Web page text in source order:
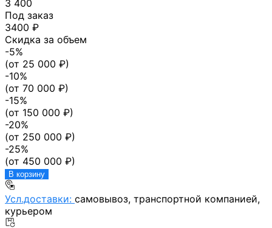
3 400
Под заказ
3400 ₽
Скидка за объем
-5%
(от 25 000 ₽)
-10%
(от 70 000 ₽)
-15%
(от 150 000 ₽)
-20%
(от 250 000 ₽)
-25%
(от 450 000 ₽)
В корзину
Усл.доставки: самовывоз, транспортной компанией,
курьером